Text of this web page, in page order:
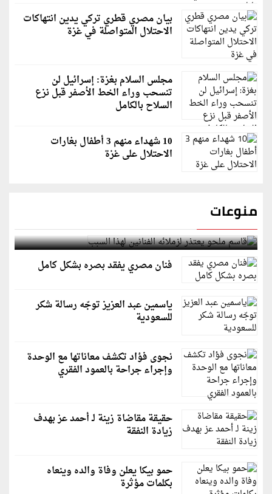
بيان مصري قطري تركي يدين انتهاكات
الاحتلال المتواصلة في غزة
مجلس السلام بغزة: إسرائيل لن
تنسحب وراء الخط الأصفر قبل نزع
السلاح بالكامل
10 شهداء منهم 3 أطفال بغارات
الاحتلال على غزة
منوعات
قاسم ملحو يعتذر لزملائه الفنانين لهذا السبب
فنان مصري يفقد بصره بشكل كامل
ياسمين عبد العزيز توجّه رسالة شكر
للسعودية
نجوى فؤاد تكشف معاناتها مع الوحدة
وإجراء جراحة بالعمود الفقري
حقيقة مقاضاة زينة لـ أحمد عز بهدف
زيادة النفقة
حمو بيكا يعلن وفاة والده وينعاه
بكلمات مؤثرة